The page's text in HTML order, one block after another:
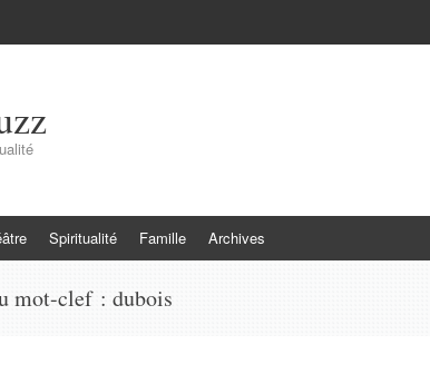
Spiritualité Famille Archives
mot-clef : dubois